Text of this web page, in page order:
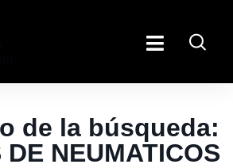
de la búsqueda:
NEUMATICOS